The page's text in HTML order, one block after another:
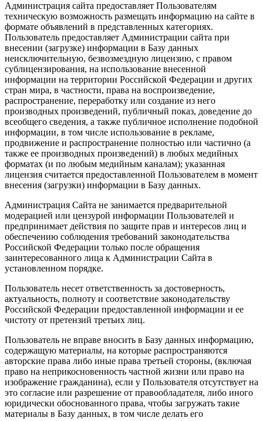
Администрация сайта предоставляет Пользователям
техническую возможность размещать информацию на сайте в
формате объявлений в представленных категориях.
Пользователь предоставляет Администрации сайта при
внесении (загрузке) информации в Базу данных
неисключительную, безвозмездную лицензию, с правом
сублицензирования, на использование внесенной
информации на территории Российской Федерации и других
стран мира, в частности, права на воспроизведение,
распространение, переработку или создание из него
производных произведений, публичный показ, доведение до
всеобщего сведения, а также публичное исполнение подобной
информации, в том числе использование в рекламе,
продвижение и распространение полностью или частично (а
также ее производных произведений) в любых медийных
форматах (и по любым медийным каналам); указанная
лицензия считается предоставленной Пользователем в момент
внесения (загрузки) информации в Базу данных.
Администрация Сайта не занимается предварительной
модерацией или цензурой информации Пользователей и
предпринимает действия по защите прав и интересов лиц и
обеспечению соблюдения требований законодательства
Российской Федерации только после обращения
заинтересованного лица к Администрации Сайта в
установленном порядке.
Пользователь несет ответственность за достоверность,
актуальность, полноту и соответствие законодательству
Российской Федерации предоставленной информации и ее
чистоту от претензий третьих лиц.
Пользователь не вправе вносить в Базу данных информацию,
содержащую материалы, на которые распространяются
авторские права либо иные права третьей стороны, (включая
право на неприкосновенность частной жизни или право на
изображение гражданина), если у Пользователя отсутствует на
это согласие или разрешение от правообладателя, либо иного
юридически обоснованного права, чтобы загружать такие
материалы в Базу данных, в том числе делать его